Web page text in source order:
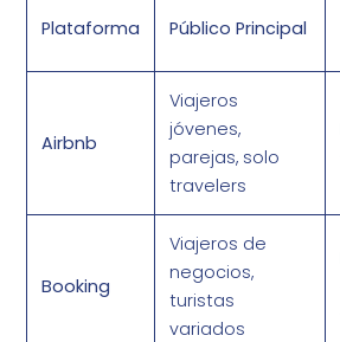
Plataforma Público Principal
Airbnb
Viajeros
jóvenes,
parejas, solo
travelers
Booking
Viajeros de
negocios,
turistas
variados